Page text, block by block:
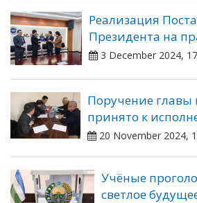
Реализация
Президента на
3 December 2024,
Поручение главы
принято к
20 November 2024,
Учёные
светлое